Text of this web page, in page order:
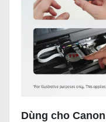
Dùng cho